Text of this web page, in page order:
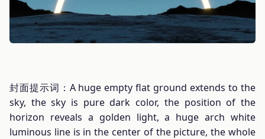
封面提示词：A huge empty flat ground extends to the
sky, the sky is pure dark color, the position of the
horizon reveals a golden light, a huge arch white
luminous line is in the center of the picture, the whole